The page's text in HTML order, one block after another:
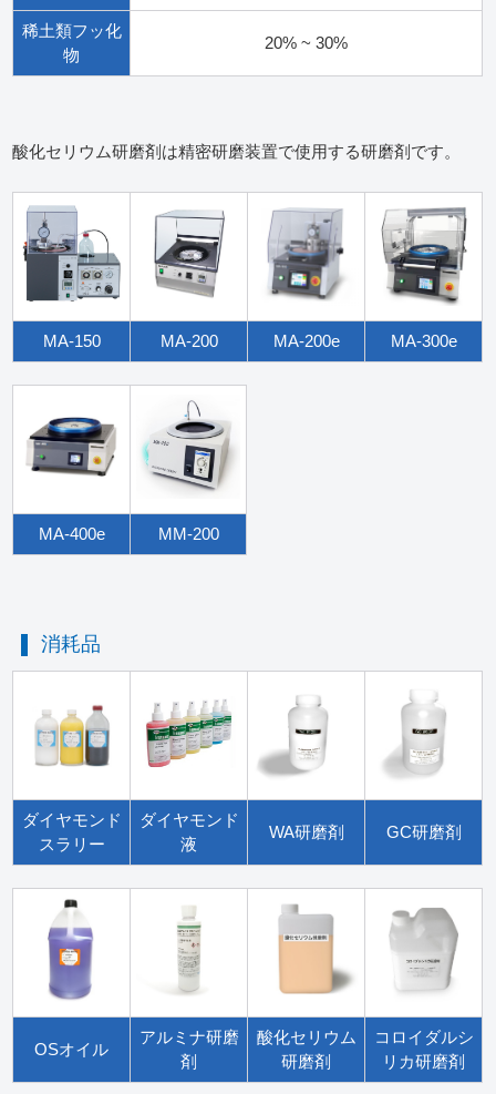
稀土類フッ化
物
20% ~ 30%
酸化セリウム研磨剤は精密研磨装置で使用する研磨剤です。
MA-150 MA-200 MA-200e MA-300e
MA-400e MM-200
消耗品
ダイヤモンド
スラリー
ダイヤモンド
液
WA研磨剤 GC研磨剤
OSオイル
アルミナ研磨
剤
酸化セリウム
研磨剤
コロイダルシ
リカ研磨剤